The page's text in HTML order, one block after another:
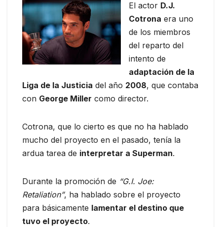
El actor D.J.
Cotrona era uno
de los miembros
del reparto del
intento de
adaptación de la
Liga de la Justicia del año 2008, que contaba
con George Miller como director.
Cotrona, que lo cierto es que no ha hablado
mucho del proyecto en el pasado, tenía la
ardua tarea de interpretar a Superman.
Durante la promoción de “G.I. Joe:
Retaliation”, ha hablado sobre el proyecto
para básicamente lamentar el destino que
tuvo el proyecto.